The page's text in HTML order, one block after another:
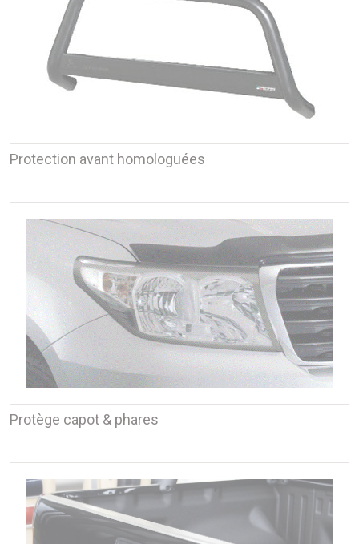
Protection avant homologuées
Protège capot & phares